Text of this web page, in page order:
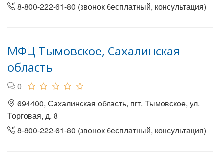
8-800-222-61-80 (звонок бесплатный, консультация)
МФЦ Тымовское, Сахалинская
область
0
694400, Сахалинская область, пгт. Тымовское, ул.
Торговая, д. 8
8-800-222-61-80 (звонок бесплатный, консультация)